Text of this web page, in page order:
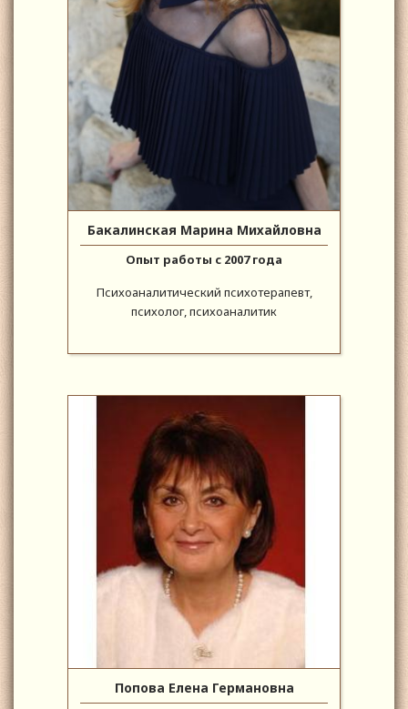
Бакалинская Марина Михайловна
Опыт работы с 2007 года
Психоаналитический психотерапевт,
психолог, психоаналитик
Попова Елена Германовна